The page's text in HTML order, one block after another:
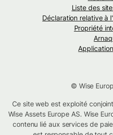
Liste des
Déclaration relative à
Propriété
© Wise
Ce site web est exploité
Wise Assets Europe AS. Wise
contenu lié aux services de